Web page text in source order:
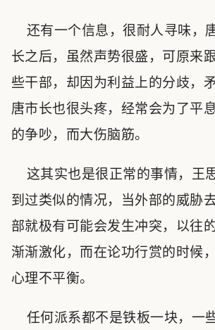
还有一个信息，很耐人寻味，
长之后，虽然声势很盛，可原来
些干部，却因为利益上的分歧，
唐市长也很头疼，经常会为了平
的争吵，而大伤脑筋。
这其实也是很正常的事情，王
到过类似的情况，当外部的威胁
部就极有可能会发生冲突，以往
渐渐激化，而在论功行赏的时候
心理不平衡。
任何派系都不是铁板一块，一